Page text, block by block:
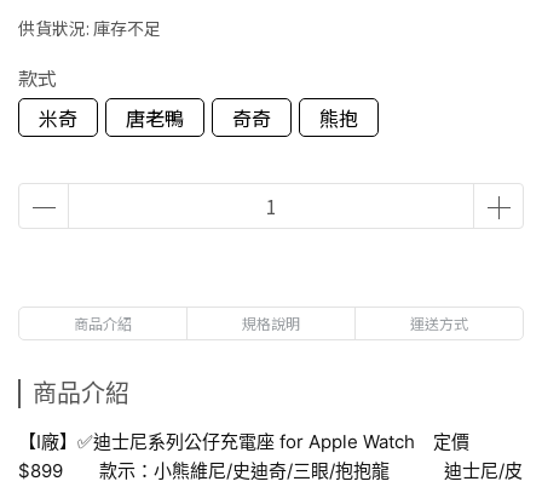
供貨狀況: 庫存不足
款式
米奇
唐老鴨 奇奇 熊抱
商品介紹 規格說明 運送方式
商品介紹
【I廠】✅迪士尼系列公仔充電座 for Apple Watch 定價
$899 款示：小熊維尼/史迪奇/三眼/抱抱龍 迪士尼/皮